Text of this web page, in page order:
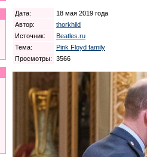
Дата:
18 мая 2019 года
Автор:
thorkhild
Источник:
Beatles.ru
Тема:
Pink Floyd family
Просмотры:
3566